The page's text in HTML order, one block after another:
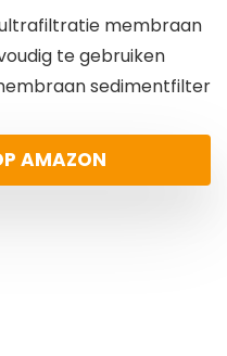
membraan
te gebruiken
sedimentfilter
AMAZON